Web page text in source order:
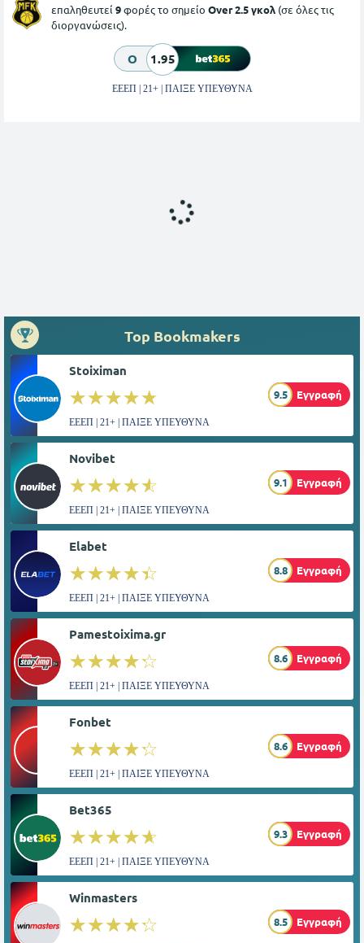
επαληθευτεί 9φορές το σημείο Over 2.5 γκολ (σε όλες τις
διοργανώσεις).
O 1.95
ΕΕΕΠ | 21+ | ΠΑΙΞΕ ΥΠΕΥΘΥΝΑ
Top Bookmakers
Stoiximan
☆☆☆☆☆
★★★★★ 9.5 Εγγραφή
ΕΕΕΠ | 21+ | ΠΑΙΞΕ ΥΠΕΥΘΥΝΑ
Novibet
☆☆☆☆☆
★★★★★ 9.1 Εγγραφή
ΕΕΕΠ | 21+ | ΠΑΙΞΕ ΥΠΕΥΘΥΝΑ
Elabet
☆☆☆☆☆
★★★★★ 8.8 Εγγραφή
ΕΕΕΠ | 21+ | ΠΑΙΞΕ ΥΠΕΥΘΥΝΑ
Pamestoixima.gr
☆☆☆☆☆
★★★★★ 8.6 Εγγραφή
ΕΕΕΠ | 21+ | ΠΑΙΞΕ ΥΠΕΥΘΥΝΑ
Fonbet
☆☆☆☆☆
★★★★★ 8.6 Εγγραφή
ΕΕΕΠ | 21+ | ΠΑΙΞΕ ΥΠΕΥΘΥΝΑ
Bet365
☆☆☆☆☆
★★★★★ 9.3 Εγγραφή
ΕΕΕΠ | 21+ | ΠΑΙΞΕ ΥΠΕΥΘΥΝΑ
Winmasters
☆☆☆☆☆
★★★★★ 8.5 Εγγραφή